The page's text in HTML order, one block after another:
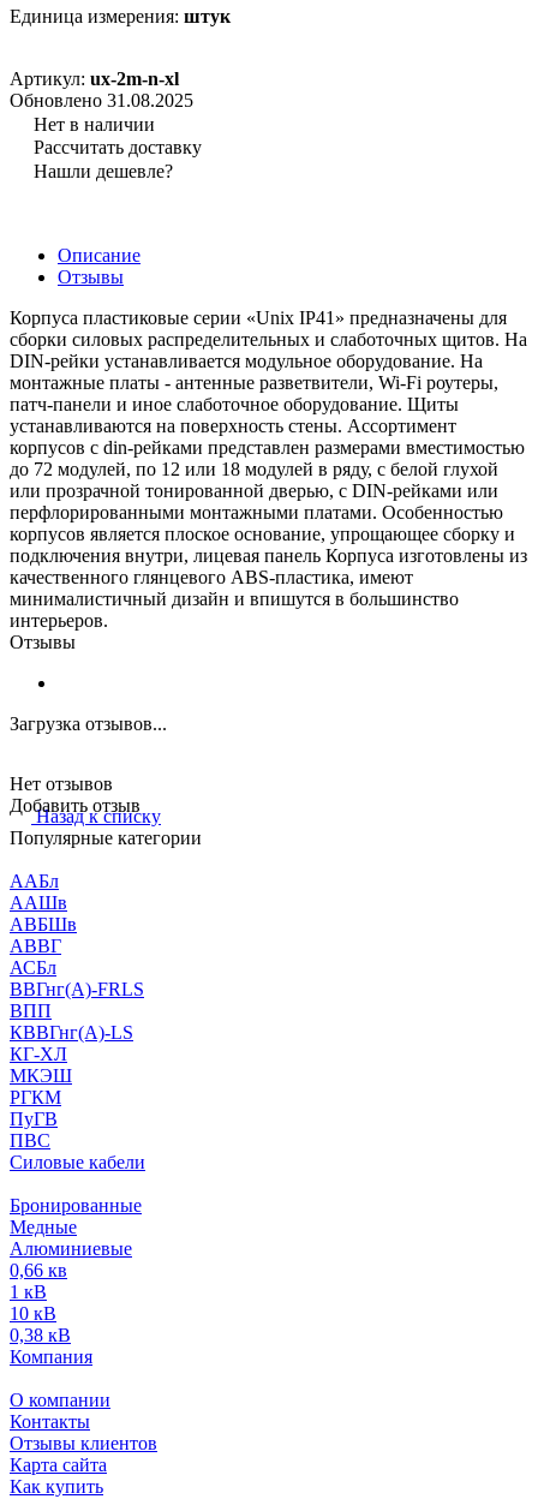
Единица измерения: штук
Артикул: ux-2m-n-xl
Обновлено 31.08.2025
Нет в наличии
Рассчитать доставку
Нашли дешевле?
Описание
Отзывы
Корпуса пластиковые серии «Unix IP41» предназначены для
сборки силовых распределительных и слаботочных щитов. На
DIN-рейки устанавливается модульное оборудование. На
монтажные платы - антенные разветвители, Wi-Fi роутеры,
патч-панели и иное слаботочное оборудование. Щиты
устанавливаются на поверхность стены. Ассортимент
корпусов с din-рейками представлен размерами вместимостью
до 72 модулей, по 12 или 18 модулей в ряду, с белой глухой
или прозрачной тонированной дверью, с DIN-рейками или
перфлорированными монтажными платами. Особенностью
корпусов является плоское основание, упрощающее сборку и
подключения внутри, лицевая панель Корпуса изготовлены из
качественного глянцевого ABS-пластика, имеют
минималистичный дизайн и впишутся в большинство
интерьеров.
Отзывы
Загрузка отзывов...
Нет отзывов
Добавить отзыв
Назад к списку
Популярные категории
ААБл
ААШв
АВБШв
АВВГ
АСБл
ВВГнг(А)-FRLS
ВПП
КВВГнг(А)-LS
КГ-ХЛ
МКЭШ
РГКМ
ПуГВ
ПВС
Силовые кабели
Бронированные
Медные
Алюминиевые
0,66 кв
1 кВ
10 кВ
0,38 кВ
Компания
О компании
Контакты
Отзывы клиентов
Карта сайта
Как купить